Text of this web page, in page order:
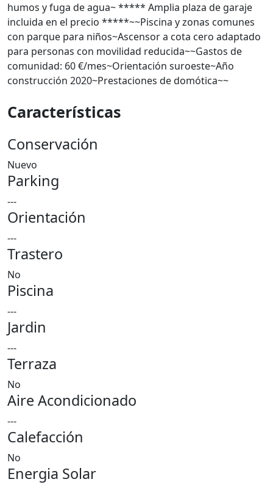
humos y fuga de agua~ ***** Amplia plaza de garaje
incluida en el precio *****~~Piscina y zonas comunes
con parque para niños~Ascensor a cota cero adaptado
para personas con movilidad reducida~~Gastos de
comunidad: 60 €/mes~Orientación suroeste~Año
construcción 2020~Prestaciones de domótica~~
Características
Conservación
Nuevo
Parking
---
Orientación
---
Trastero
No
Piscina
---
Jardin
---
Terraza
No
Aire Acondicionado
---
Calefacción
No
Energia Solar